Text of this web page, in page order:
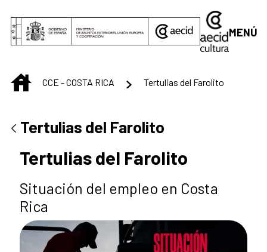
MENÚ
INICIO
CCE - COSTA RICA Tertulias del Farolito
Tertulias del Farolito
Tertulias del Farolito
Situación del empleo en Costa
Rica